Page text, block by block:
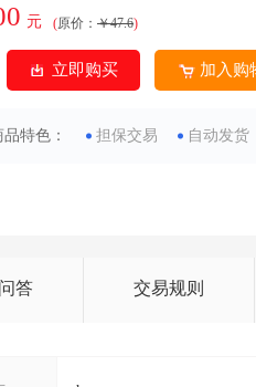
元 (原价： ￥47.6)
立即购买 加入购
品特色： 担保交易 自动发货
答 交易规则